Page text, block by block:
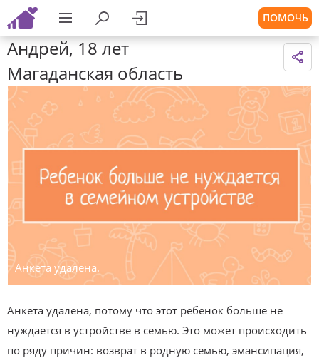
ПОМОЧЬ
Андрей, 18 лет
Магаданская область
Анкета удалена.
Анкета удалена, потому что этот ребенок больше не
нуждается в устройстве в семью. Это может происходить
по ряду причин: возврат в родную семью, эмансипация,